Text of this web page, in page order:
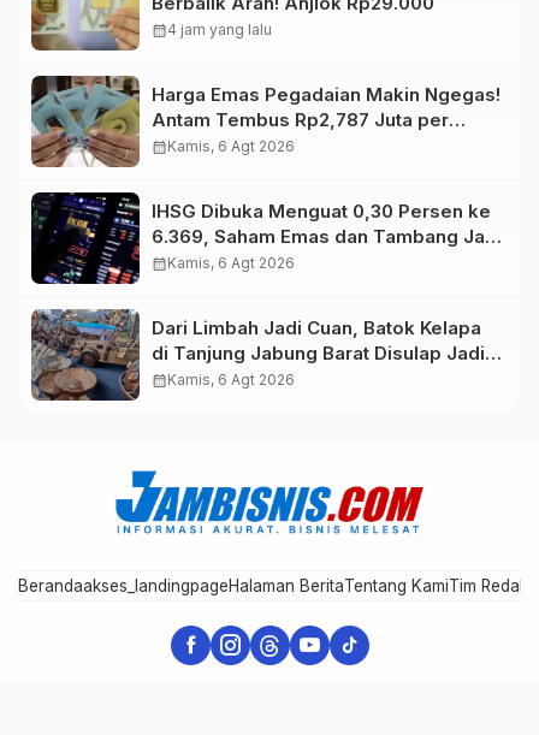
calendar_month4 jam yang lalu
Harga Emas Pegadaian Makin Ngegas!
Antam Tembus Rp2,787 Juta per
Gram
calendar_monthKamis, 6 Agt 2026
IHSG Dibuka Menguat 0,30 Persen ke
6.369, Saham Emas dan Tambang Jadi
Penggerak
calendar_monthKamis, 6 Agt 2026
Dari Limbah Jadi Cuan, Batok Kelapa
di Tanjung Jabung Barat Disulap Jadi
Kerajinan Bernilai Tinggi
calendar_monthKamis, 6 Agt 2026
Berandaakses_landingpageHalaman BeritaTentang KamiTim Redaksi